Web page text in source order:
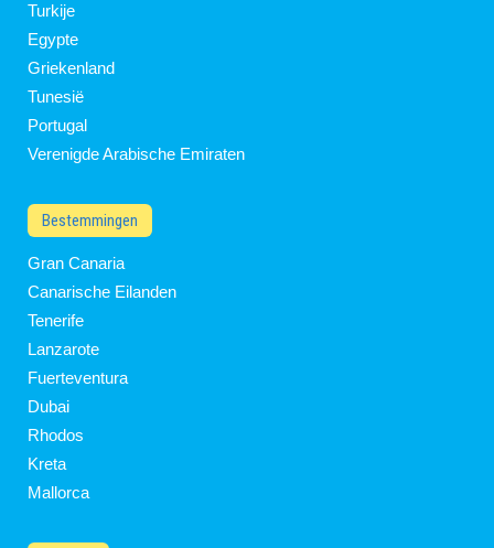
Turkije
Egypte
Griekenland
Tunesië
Portugal
Verenigde Arabische Emiraten
Bestemmingen
Gran Canaria
Canarische Eilanden
Tenerife
Lanzarote
Fuerteventura
Dubai
Rhodos
Kreta
Mallorca